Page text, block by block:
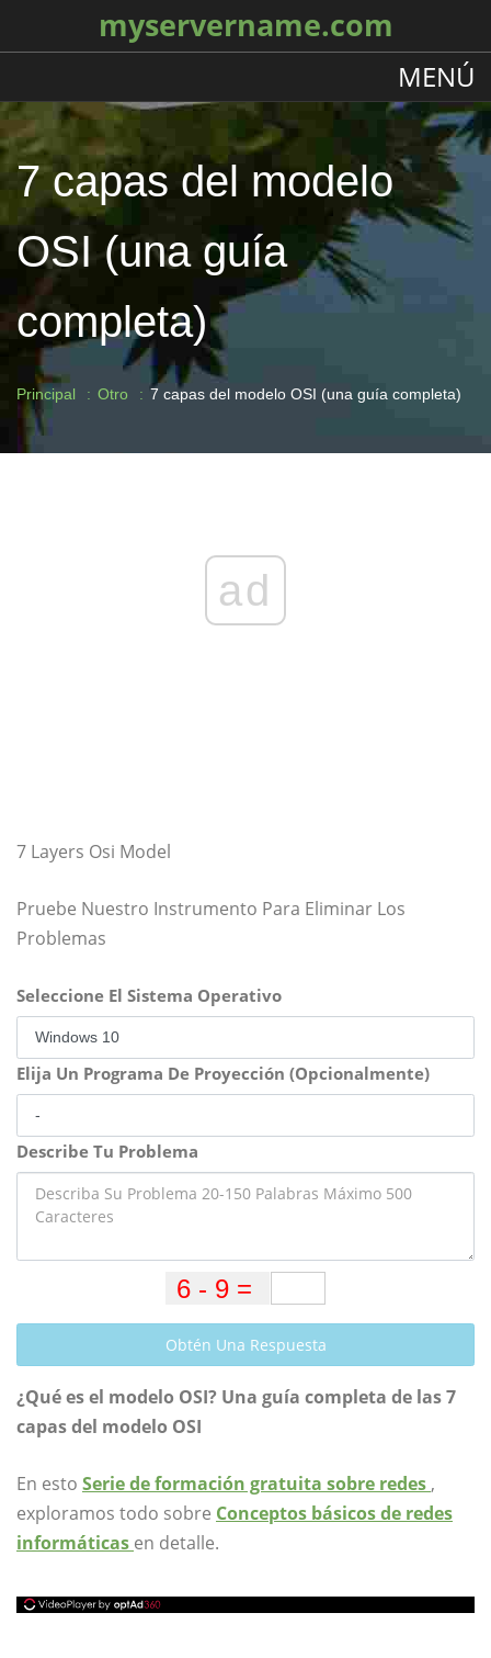
myservername.com
MENÚ
7 capas del modelo
OSI (una guía
completa)
Principal Otro 7 capas del modelo OSI (una guía completa)
ad
7 Layers Osi Model
Pruebe Nuestro Instrumento Para Eliminar Los
Problemas
Seleccione El Sistema Operativo
Elija Un Programa De Proyección (Opcionalmente)
Describe Tu Problema
Obtén Una Respuesta
¿Qué es el modelo OSI? Una guía completa de las 7
capas del modelo OSI
En esto Serie de formación gratuita sobre redes ,
exploramos todo sobre Conceptos básicos de redes
informáticas en detalle.